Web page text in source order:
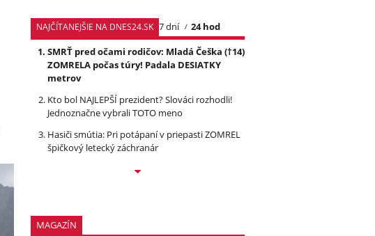
NAJČÍTANEJŠIE NA DNES24.SK 7 dní
24 hod
SMRŤ pred očami rodičov: Mladá Češka (†14)
ZOMRELA počas túry! Padala DESIATKY
metrov
Kto bol NAJLEPŠÍ prezident? Slováci rozhodli!
Jednoznačne vybrali TOTO meno
Hasiči smútia: Pri potápaní v priepasti ZOMREL
špičkový letecký záchranár
MAGAZÍN